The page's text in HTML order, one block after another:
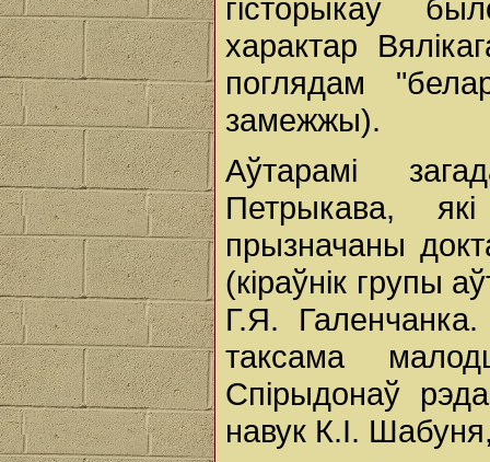
гісторыкаў
характар
поглядам
замежжы).
Аўтарамі
Петрыкава,
прызначаны
(кіраўнік групы
Г.Я.
таксама
Спірыдонаў
навук К.І.